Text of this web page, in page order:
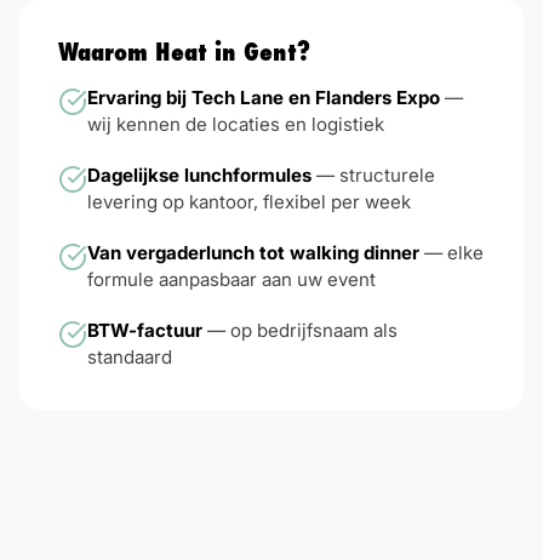
Waarom Heat in Gent?
Ervaring bij Tech Lane en Flanders Expo —
wij kennen de locaties en logistiek
Dagelijkse lunchformules — structurele
levering op kantoor, flexibel per week
Van vergaderlunch tot walking dinner — elke
formule aanpasbaar aan uw event
BTW-factuur — op bedrijfsnaam als
standaard